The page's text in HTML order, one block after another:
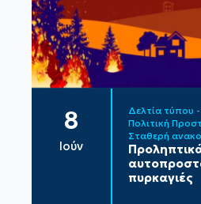
8
Ιούν
Δελτία τύπου
Πολιτική
Σταθερή
πυρκαγιές